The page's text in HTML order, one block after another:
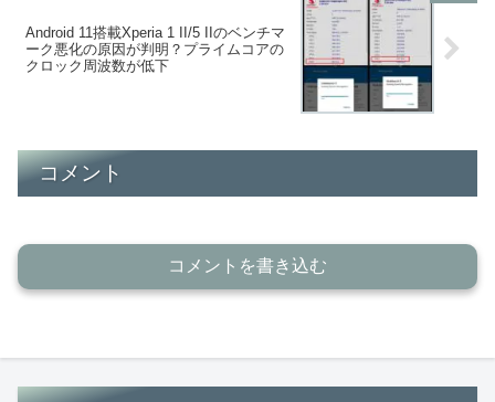
Android 11搭載Xperia 1 II/5 IIのベンチマ
ーク悪化の原因が判明？プライムコアの
クロック周波数が低下
コメント
コメントを書き込む